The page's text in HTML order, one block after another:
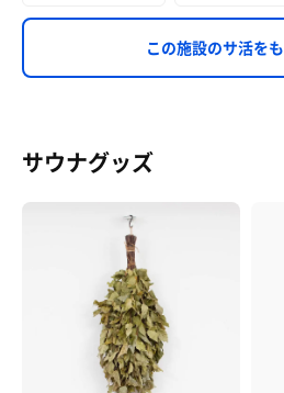
この施設のサ活を
サウナグッズ